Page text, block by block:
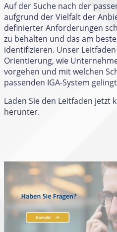
Auf der Suche nach der
aufgrund der Vielfalt der
definierter Anforderungen
zu behalten und das am
identifizieren. Unser
Orientierung, wie
vorgehen und mit welchen
passenden IGA-System
Laden Sie den Leitfaden jetzt
herunter.